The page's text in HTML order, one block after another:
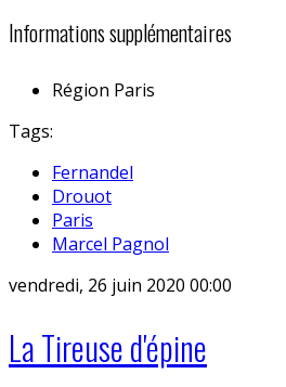
Informations supplémentaires
Région Paris
Tags:
Fernandel
Drouot
Paris
Marcel Pagnol
vendredi, 26 juin 2020 00:00
La Tireuse d'épine